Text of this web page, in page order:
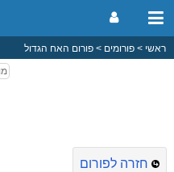
ראשי פורומים פורום האח הגדול
חזרה לפורום